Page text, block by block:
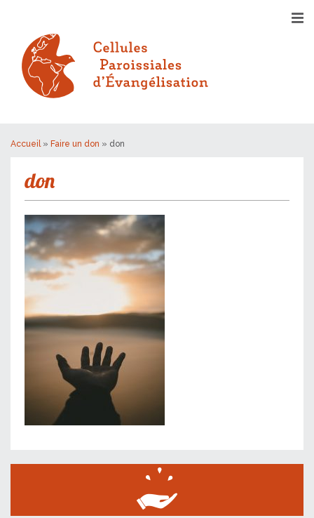
Accueil » Faire un don » don
don